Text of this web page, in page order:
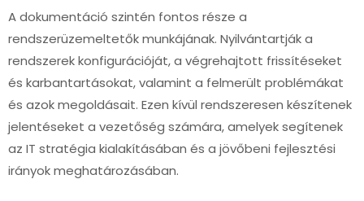
A dokumentáció szintén fontos része a
rendszerüzemeltetők munkájának. Nyilvántartják a
rendszerek konfigurációját, a végrehajtott frissítéseket
és karbantartásokat, valamint a felmerült problémákat
és azok megoldásait. Ezen kívül rendszeresen készítenek
jelentéseket a vezetőség számára, amelyek segítenek
az IT stratégia kialakításában és a jövőbeni fejlesztési
irányok meghatározásában.